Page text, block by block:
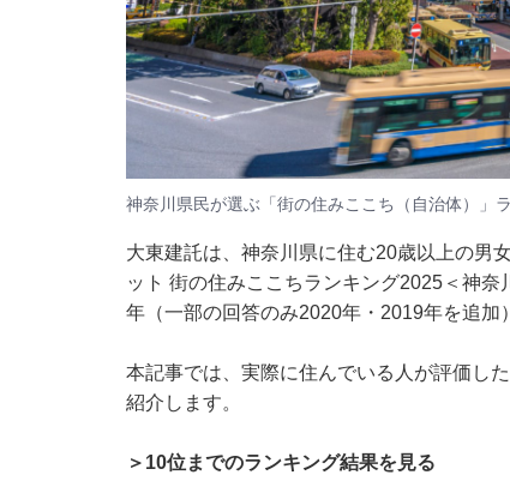
神奈川県民が選ぶ「街の住みここち（自治体）」
大東建託は、神奈川県に住む20歳以上の男
ット 街の住みここちランキング2025＜神
年（一部の回答のみ2020年・2019年を追加
本記事では、実際に住んでいる人が評価し
紹介します。
＞10位までのランキング結果を見る